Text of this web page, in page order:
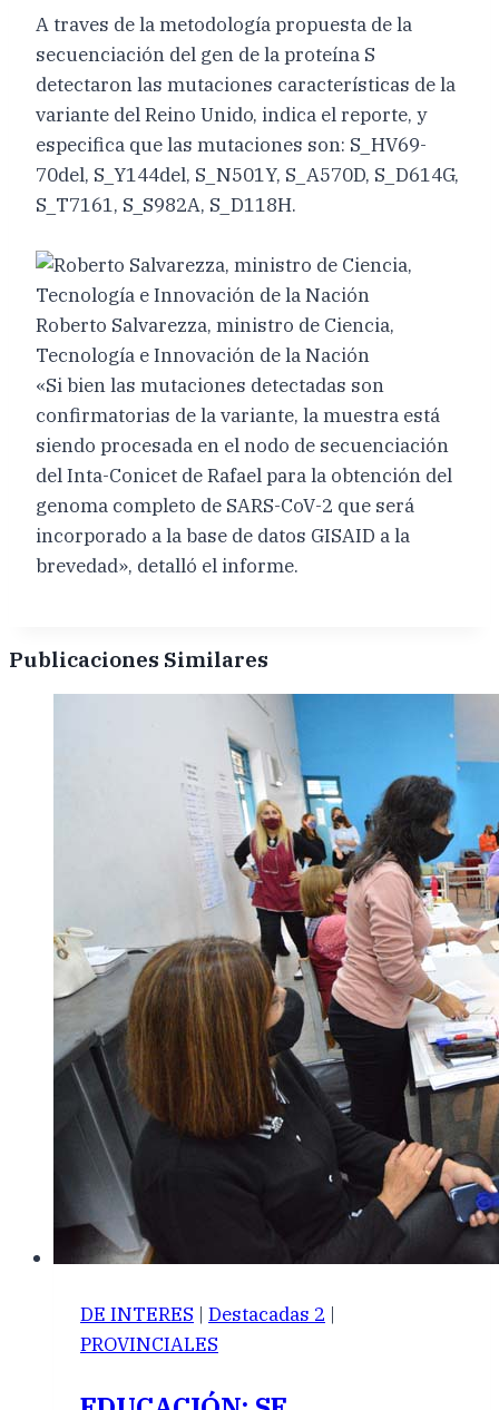
A traves de la metodología propuesta de la
secuenciación del gen de la proteína S
detectaron las mutaciones características de la
variante del Reino Unido, indica el reporte, y
especifica que las mutaciones son: S_HV69-
70del, S_Y144del, S_N501Y, S_A570D, S_D614G,
S_T7161, S_S982A, S_D118H.
Roberto Salvarezza, ministro de Ciencia,
Tecnología e Innovación de la Nación
«Si bien las mutaciones detectadas son
confirmatorias de la variante, la muestra está
siendo procesada en el nodo de secuenciación
del Inta-Conicet de Rafael para la obtención del
genoma completo de SARS-CoV-2 que será
incorporado a la base de datos GISAID a la
brevedad», detalló el informe.
Publicaciones Similares
DE INTERES | Destacadas 2 |
PROVINCIALES